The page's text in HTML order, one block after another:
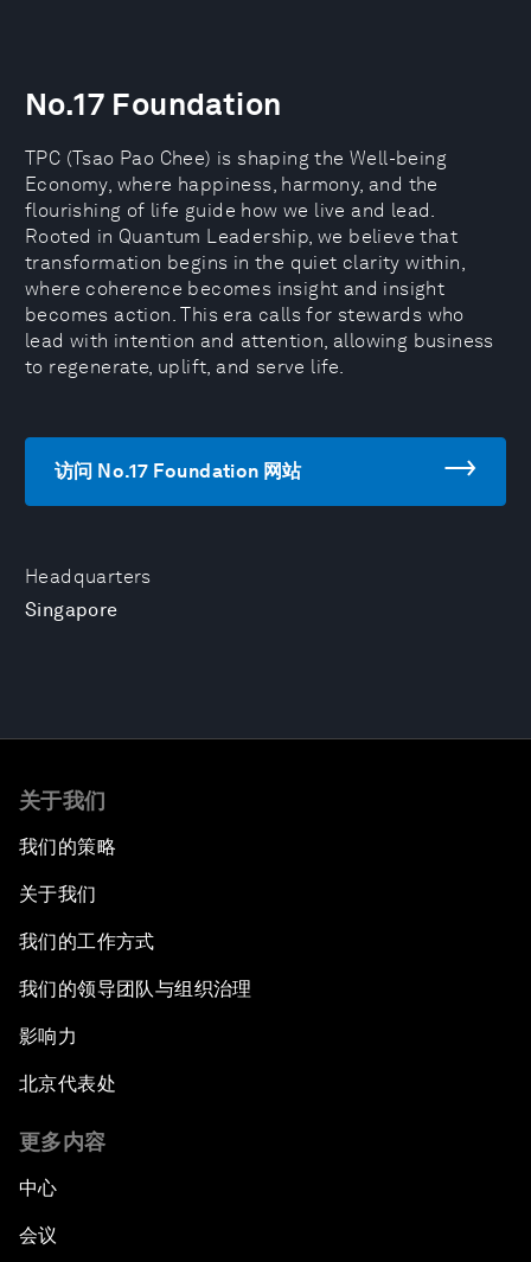
Headquarters
Singapore
No.17 Foundation
TPC (Tsao Pao Chee) is shaping the Well-being
Economy, where happiness, harmony, and the
flourishing of life guide how we live and lead.
Rooted in Quantum Leadership, we believe that
transformation begins in the quiet clarity within,
where coherence becomes insight and insight
becomes action. This era calls for stewards who
lead with intention and attention, allowing business
to regenerate, uplift, and serve life.
访问 No.17 Foundation 网站
关于我们
我们的策略
关于我们
我们的工作方式
我们的领导团队与组织治理
影响力
北京代表处
更多内容
中心
会议